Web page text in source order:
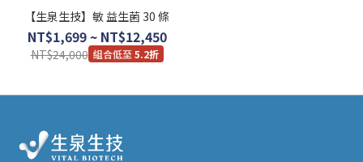
【生泉生技】敏 益生菌 30 條
NT$1,699 ~ NT$12,450
NT$24,000 5.2折